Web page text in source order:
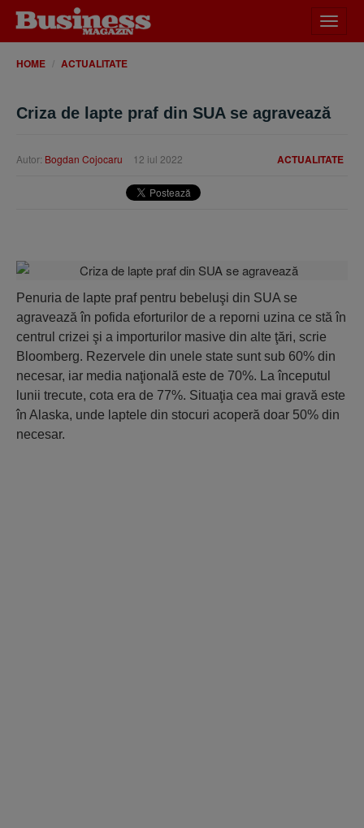
meniu
HOME ACTUALITATE
Criza de lapte praf din SUA se agravează
ACTUALITATE
Autor: Bogdan Cojocaru 12 iul 2022
Penuria de lapte praf pentru bebeluşi din SUA se
agravează în pofida eforturilor de a reporni uzina ce stă în
centrul crizei şi a importurilor masive din alte ţări, scrie
Bloomberg. Rezervele din unele state sunt sub 60% din
necesar, iar media naţională este de 70%. La începutul
lunii trecute, cota era de 77%. Situaţia cea mai gravă este
în Alaska, unde laptele din stocuri acoperă doar 50% din
necesar.